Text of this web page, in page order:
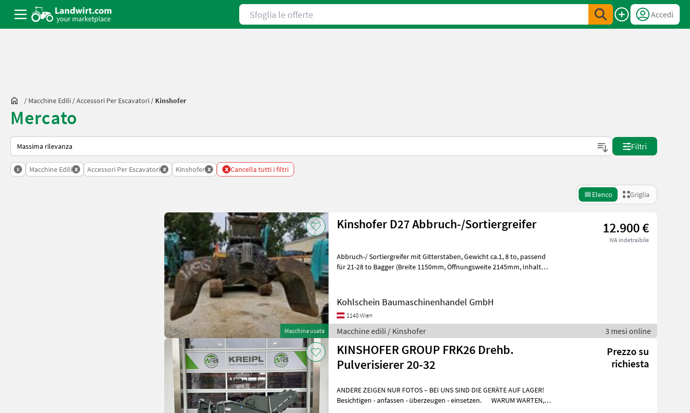
Sfoglia le offerte
Accedi
/ Macchine Edili /Accessori Per Escavatori / Kinshofer
Mercato
Ecco come viene ordinato su Landwirt.com
Filtri
x Macchine Edili x Accessori Per Escavatori x Kinshofer x x Cancella tutti i filtri
Elenco Griglia
Macchina usata
Kinshofer D27 Abbruch-/Sortiergreifer 12.900 €
IVA indetraibile
Abbruch-/ Sortiergreifer mit Gitterstäben, Gewicht ca.1, 8 to, passend
für 21-28 to Bagger (Breite 1150mm, Öffnungsweite 2145mm, Inhalt
Kohlschein Baumaschinenhandel GmbH
1140 Wien
Macchine edili / Kinshofer 3 mesi online
KINSHOFER GROUP FRK26 Drehb.
Pulverisierer 20-32
Prezzo su
richiesta
ANDERE ZEIGEN NUR FOTOS – BEI UNS SIND DIE GERÄTE AUF LAGER!
Besichtigen - anfassen - überzeugen - einsetzen. WARUM WARTEN,